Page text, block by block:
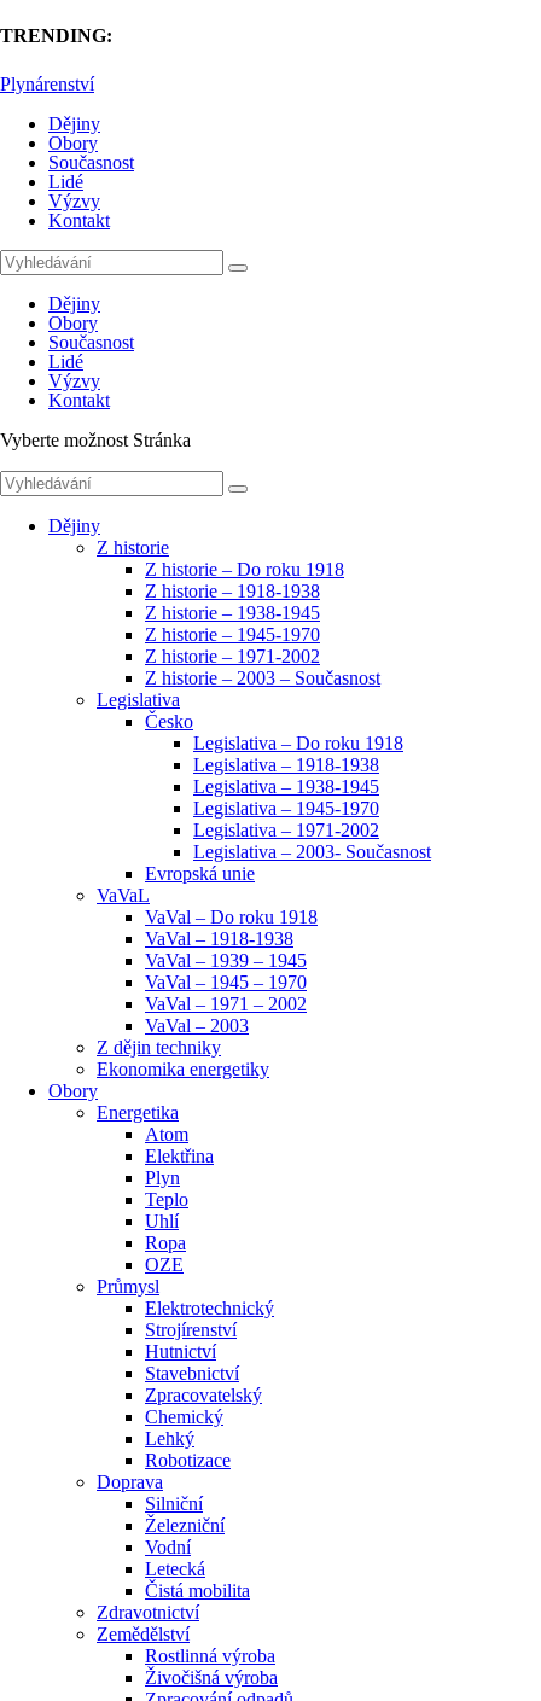
TRENDING:
Plynárenství
Dějiny
Obory
Současnost
Lidé
Výzvy
Kontakt
Dějiny
Obory
Současnost
Lidé
Výzvy
Kontakt
Vyberte možnost Stránka
Dějiny
Z historie
Z historie – Do roku 1918
Z historie – 1918-1938
Z historie – 1938-1945
Z historie – 1945-1970
Z historie – 1971-2002
Z historie – 2003 – Současnost
Legislativa
Česko
Legislativa – Do roku 1918
Legislativa – 1918-1938
Legislativa – 1938-1945
Legislativa – 1945-1970
Legislativa – 1971-2002
Legislativa – 2003- Současnost
Evropská unie
VaVaL
VaVal – Do roku 1918
VaVal – 1918-1938
VaVal – 1939 – 1945
VaVal – 1945 – 1970
VaVal – 1971 – 2002
VaVal – 2003
Z dějin techniky
Ekonomika energetiky
Obory
Energetika
Atom
Elektřina
Plyn
Teplo
Uhlí
Ropa
OZE
Průmysl
Elektrotechnický
Strojírenství
Hutnictví
Stavebnictví
Zpracovatelský
Chemický
Lehký
Robotizace
Doprava
Silniční
Železniční
Vodní
Letecká
Čistá mobilita
Zdravotnictví
Zemědělství
Rostlinná výroba
Živočišná výroba